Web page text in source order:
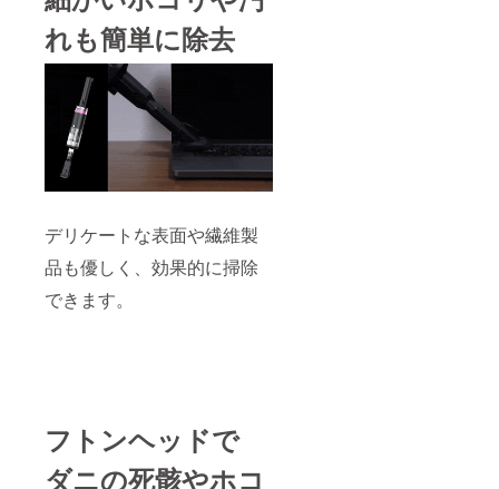
れも簡単に除去
デリケートな表面や繊維製
品も優しく、効果的に掃除
できます。
フトンヘッドで
ダニの死骸やホコ